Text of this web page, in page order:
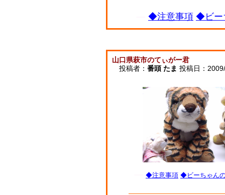
◆注意事項 ◆ビー
山口県萩市のてぃがー君
投稿者： 番頭 たま 投稿日：
◆注意事項 ◆ビーちゃん